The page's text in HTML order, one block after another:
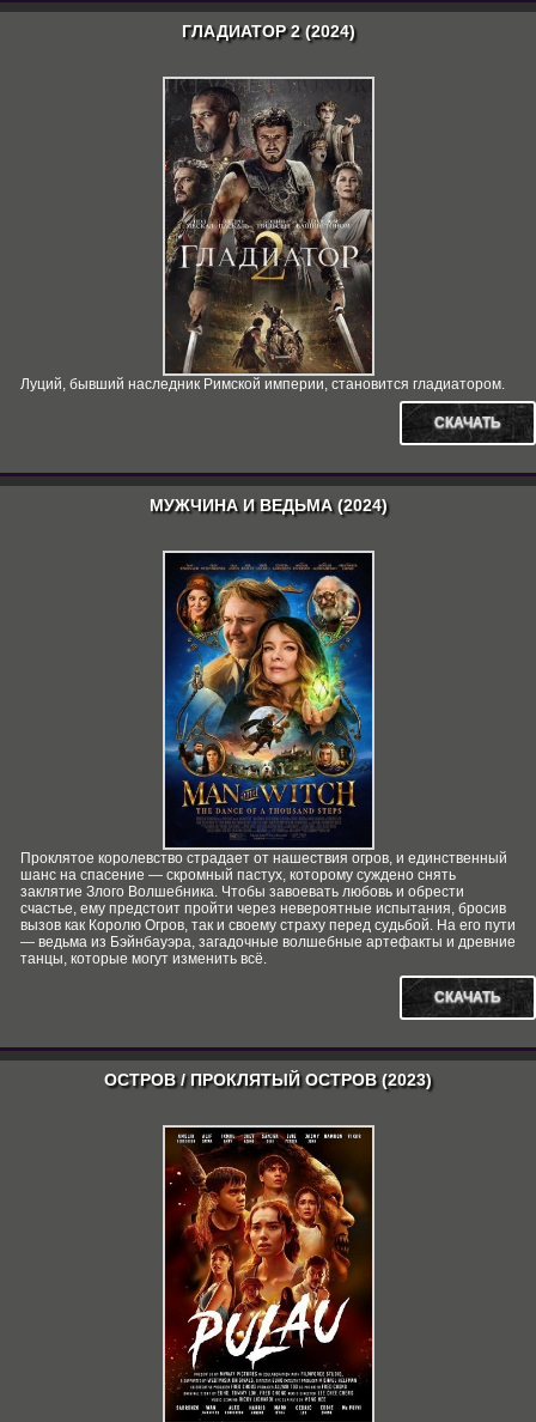
ГЛАДИАТОР 2 (2024)
Луций, бывший наследник Римской империи, становится гладиатором.
СКАЧАТЬ
МУЖЧИНА И ВЕДЬМА (2024)
Проклятое королевство страдает от нашествия огров, и единственный
шанс на спасение — скромный пастух, которому суждено снять
заклятие Злого Волшебника. Чтобы завоевать любовь и обрести
счастье, ему предстоит пройти через невероятные испытания, бросив
вызов как Королю Огров, так и своему страху перед судьбой. На его пути
— ведьма из Бэйнбауэра, загадочные волшебные артефакты и древние
танцы, которые могут изменить всё.
СКАЧАТЬ
ОСТРОВ / ПРОКЛЯТЫЙ ОСТРОВ (2023)